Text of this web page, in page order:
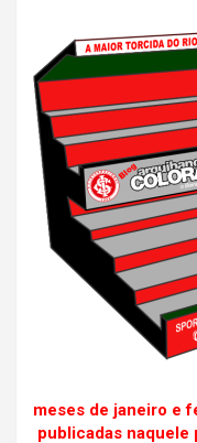
meses de janeiro e
publicadas naquele